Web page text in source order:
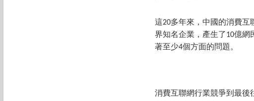
這20多年來，中國的消費
界知名企業，產生了10億
著至少4個方面的問題。
消費互聯網行業競爭到最後